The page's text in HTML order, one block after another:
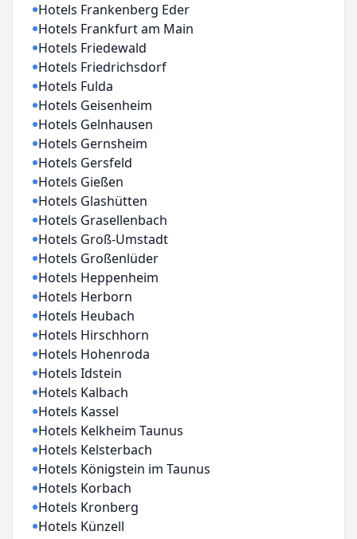
Hotels Frankenberg Eder
Hotels Frankfurt am Main
Hotels Friedewald
Hotels Friedrichsdorf
Hotels Fulda
Hotels Geisenheim
Hotels Gelnhausen
Hotels Gernsheim
Hotels Gersfeld
Hotels Gießen
Hotels Glashütten
Hotels Grasellenbach
Hotels Groß-Umstadt
Hotels Großenlüder
Hotels Heppenheim
Hotels Herborn
Hotels Heubach
Hotels Hirschhorn
Hotels Hohenroda
Hotels Idstein
Hotels Kalbach
Hotels Kassel
Hotels Kelkheim Taunus
Hotels Kelsterbach
Hotels Königstein im Taunus
Hotels Korbach
Hotels Kronberg
Hotels Künzell